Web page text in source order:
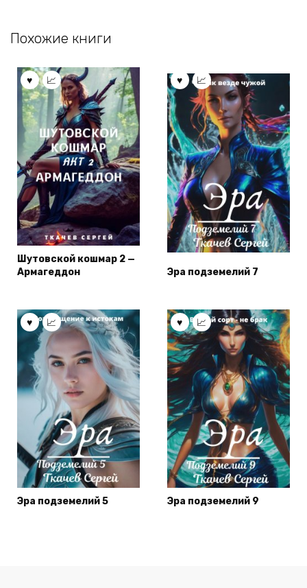
Похожие книги
Шутовской кошмар 2 —
Армагеддон
Эра подземелий 7
Эра подземелий 5 Эра подземелий 9